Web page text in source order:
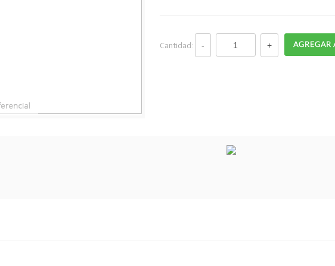
Cantidad: